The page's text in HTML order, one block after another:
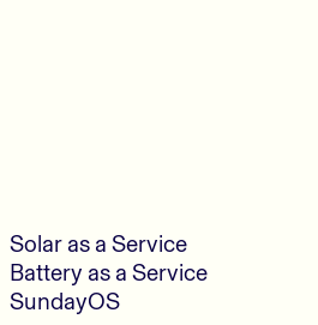
Solar as a Service
Battery as a Service
SundayOS